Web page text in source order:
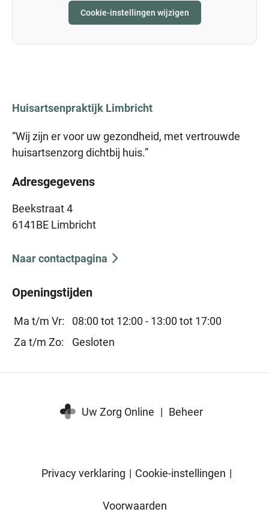
Cookie-instellingen wijzigen
Huisartsenpraktijk Limbricht
“Wij zijn er voor uw gezondheid, met vertrouwde
huisartsenzorg dichtbij huis.”
Adresgegevens
Beekstraat 4
6141BE Limbricht
Naar contactpagina
Openingstijden
Ma t/m Vr: 08:00 tot 12:00 - 13:00 tot 17:00
Za t/m Zo:
Gesloten
Uw Zorg Online | Beheer
Privacy verklaring | Cookie-instellingen |
Voorwaarden